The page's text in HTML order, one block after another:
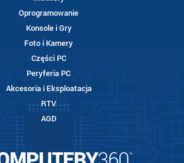
Oprogramowanie
Konsole i Gry
Foto i Kamery
Części PC
Peryferia PC
Akcesoria i Eksploatacja
RTV
AGD